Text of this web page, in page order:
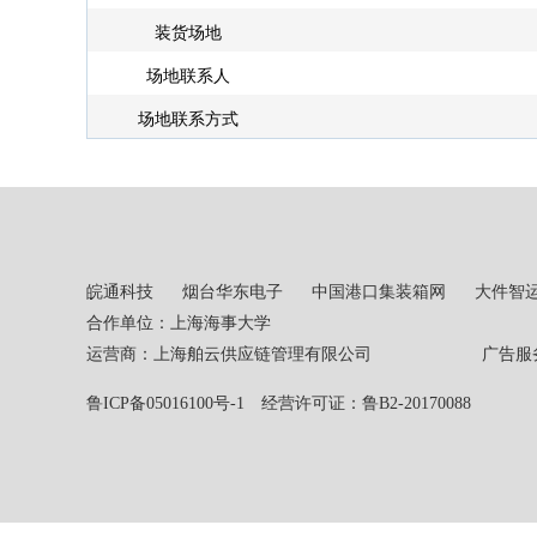
装货场地
场地联系人
场地联系方式
皖通科技 烟台华东电子 中国港口集装箱网
大件智
合作单位：上海海事大学
运营商：上海舶云供应链管理有限公司 广告服务热
鲁ICP备05016100号-1 经营许可证：鲁B2-20170088